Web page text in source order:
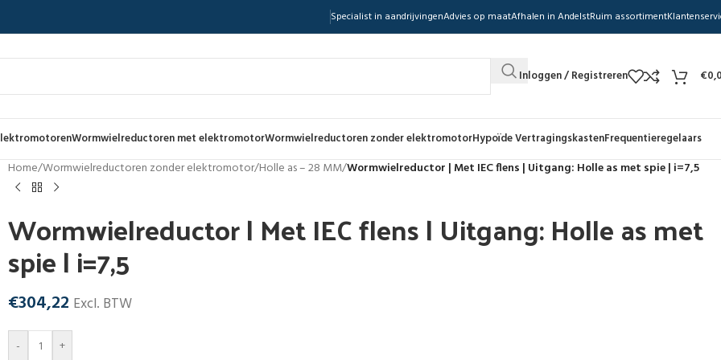
Specialist in aandrijvingenAdvies op maatAfhalen in AndelstRuim assortiment
Inloggen / Registreren €
Wormwielreductoren met elektromotorWormwielreductoren zonder elektromotorHypoïde VertragingskastenFrequentieregelaars
Home/Wormwielreductoren zonder elektromotor/Holle as – 28 MM/Wormwielreductor | Met IEC flens | Uitgang: Holle as met spie | i=7,5
Wormwielreductor | Met IEC flens | Uitgang: Holle as met
spie | i=7,5
€304,22 Excl. BTW
- +